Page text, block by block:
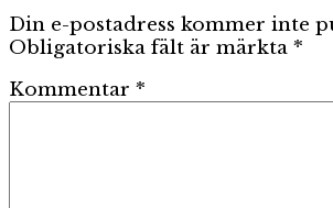
Din e-postadress kommer inte
Obligatoriska fält är märkta *
Kommentar *